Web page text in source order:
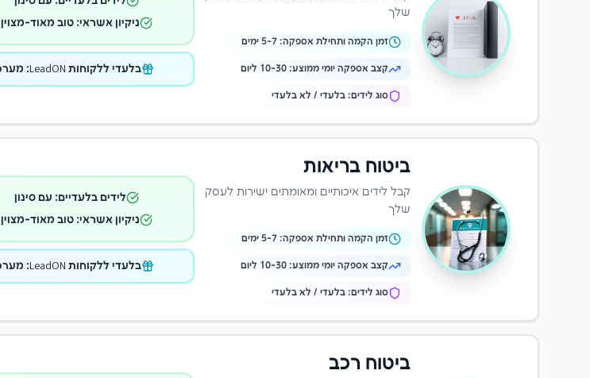
שלך
זמן הקמה ותחילת אספקה: 5-7 ימים
קצב אספקה יומי ממוצע: 10-30 ליום
סוג לידים: בלעדי / לא בלעדי
ניקיון אשראי: טוב מאוד-מצוין
בלעדי ללקוחות LeadON: מערכת לידים מתקדמת ללא תוספת תשלום במתנה!
ביטוח בריאות
קבל לידים איכותיים ומאומתים ישירות לעסק
שלך
זמן הקמה ותחילת אספקה: 5-7 ימים
קצב אספקה יומי ממוצע: 10-30 ליום
סוג לידים: בלעדי / לא בלעדי
לידים בלעדיים: עם סינון
ניקיון אשראי: טוב מאוד-מצוין
בלעדי ללקוחות LeadON: מערכת לידים מתקדמת ללא תוספת תשלום במתנה!
ביטוח רכב